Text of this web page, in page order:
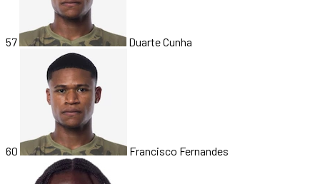
57 Duarte Cunha
60 Francisco Fernandes